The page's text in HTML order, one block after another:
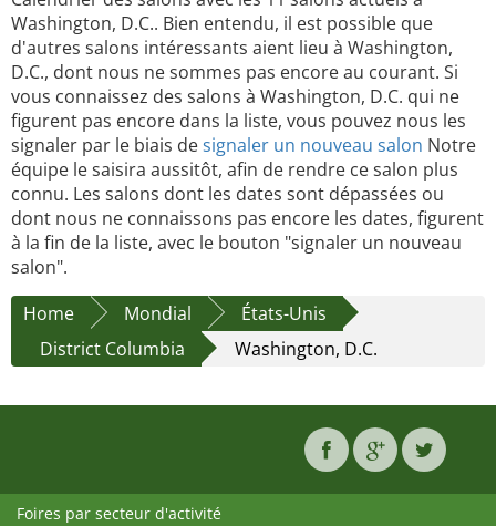
Washington, D.C.. Bien entendu, il est possible que
d'autres salons intéressants aient lieu à Washington,
D.C., dont nous ne sommes pas encore au courant. Si
vous connaissez des salons à Washington, D.C. qui ne
figurent pas encore dans la liste, vous pouvez nous les
signaler par le biais designaler un nouveau salon Notre
équipe le saisira aussitôt, afin de rendre ce salon plus
connu. Les salons dont les dates sont dépassées ou
dont nous ne connaissons pas encore les dates, figurent
à la fin de la liste, avec le bouton "signaler un nouveau
salon".
Home
Mondial
États-Unis
District Columbia
Washington, D.C.
Foires par secteur d'activité